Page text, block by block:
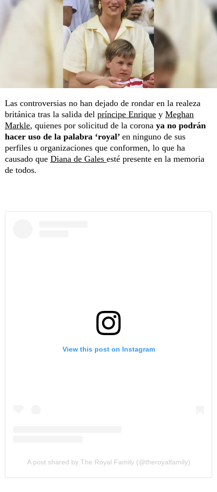
Las controversias no han dejado de rondar en la realeza
británica tras la salida del príncipe Enrique y Meghan
Markle, quienes por solicitud de la corona ya no podrán
hacer uso de la palabra ‘royal’ en ninguno de sus
perfiles u organizaciones que conformen, lo que ha
causado que Diana de Gales esté presente en la memoria
de todos.
View this post on Instagram
A post shared by The Royal Family (@theroyalfamily)